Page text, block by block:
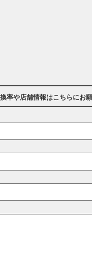
率や店舗情報はこちらにお